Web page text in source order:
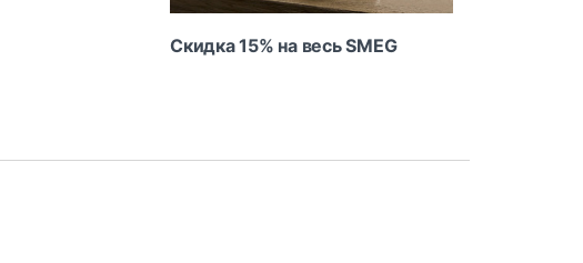
Скидка 15% на весь SMEG